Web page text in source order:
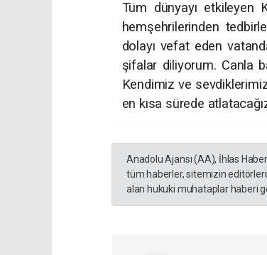
Tüm dünyayı etkileyen
hemşehrilerinden
dolayı vefat eden
şifalar diliyorum. Canla
Kendimiz ve
en kısa sürede
Anadolu Ajansı (AA), İhlas
tüm haberler, sitemizin
alan hukuki muhataplar haberi